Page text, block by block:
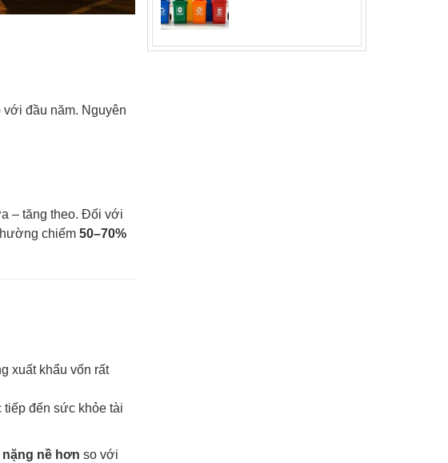
với đầu năm. Nguyên
– tăng theo. Đối với
chiếm 50–70%
xuất khẩu vốn rất
đến sức khỏe tài
nề hơn so với